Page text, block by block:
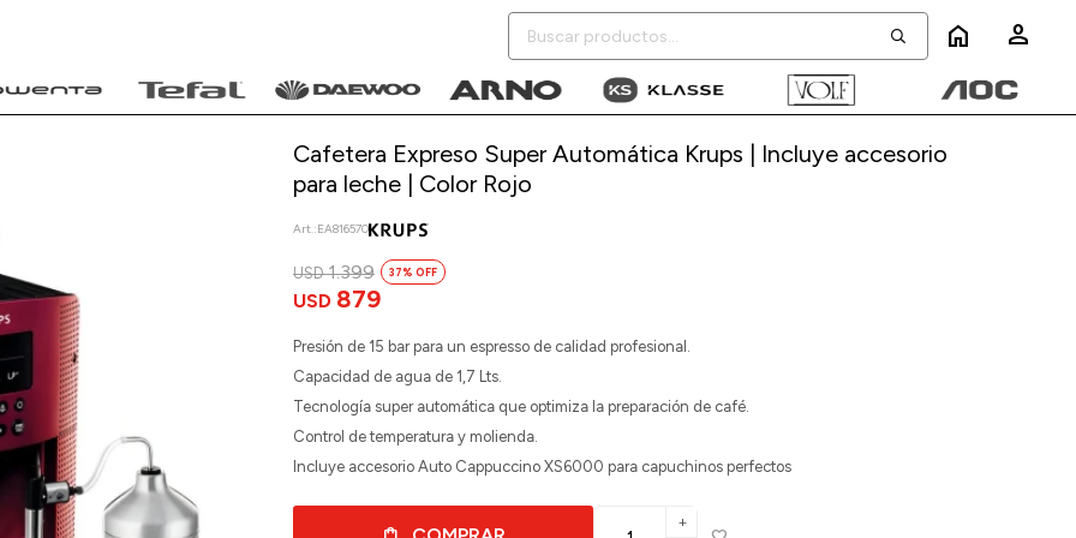
home
Cafetera Expreso Super Automática Krups | Incluye accesorio
para leche | Color Rojo
EA816570
USD 879
USD 1.399 37
Presión de 15 bar para un espresso de calidad profesional.
Capacidad de agua de 1,7 Lts.
Tecnología super automática que optimiza la preparación de café.
Control de temperatura y molienda.
Incluye accesorio Auto Cappuccino XS6000 para capuchinos perfectos
add